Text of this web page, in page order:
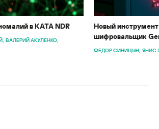
в KATA NDR
ВАЛЕРИЙ АКУЛЕНКО
Новый
шифровальщик
ФЕДОР СИНИЦЫН ЯНИС